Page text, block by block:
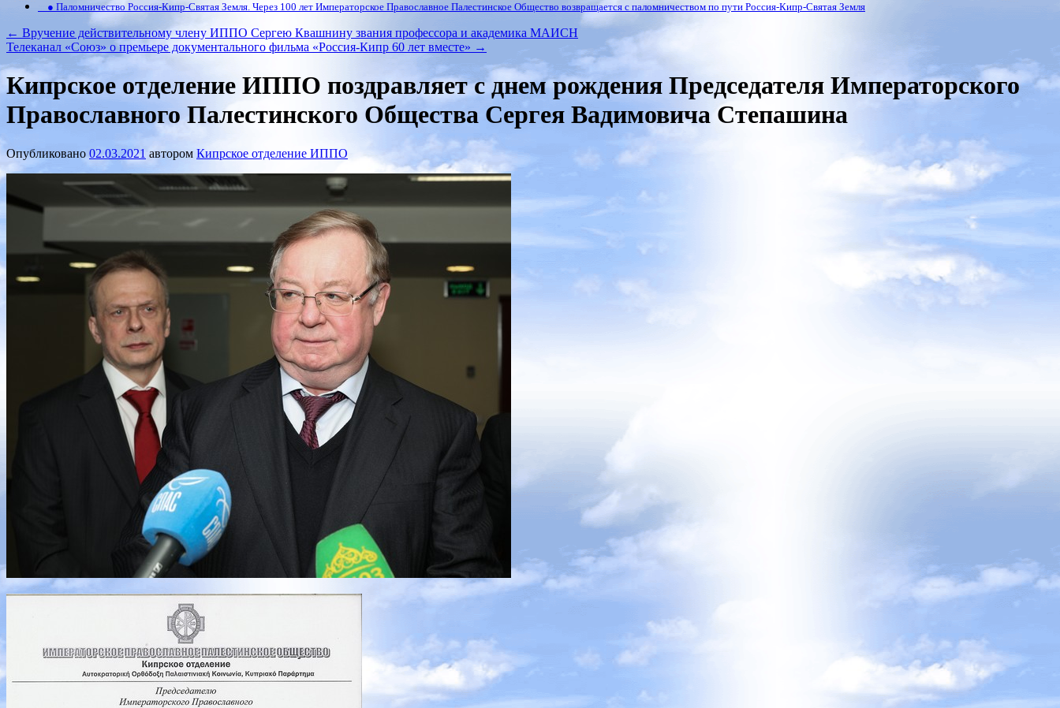
● Паломничество Россия-Кипр-Святая Земля. Через 100 лет Императорское Православное Палестинское Общество возвращается с паломничеством по пути Россия-Кипр-Святая Земля
← Вручение действительному члену ИППО Сергею Квашнину звания профессора и академика МАИСН
Телеканал «Союз» о премьере документального фильма «Россия-Кипр 60 лет вместе» →
Кипрское отделение ИППО поздравляет с днем рождения Председателя Императорского
Православного Палестинского Общества Сергея Вадимовича Степашина
Опубликовано 02.03.2021 автором Кипрское отделение ИППО